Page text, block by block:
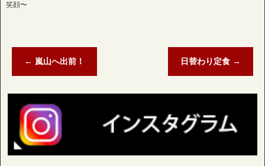
笑顔〜
← 嵐山へ出前！ 日替わり定食 →